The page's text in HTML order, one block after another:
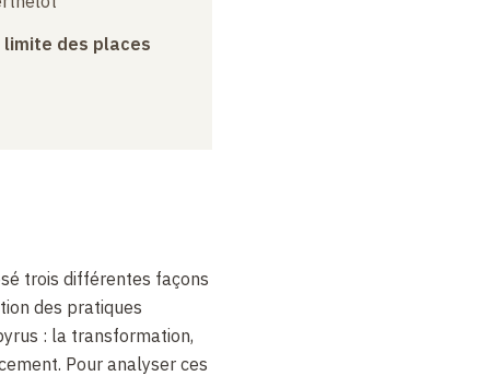
limite des places
trois différentes façons
des pratiques
: la transformation,
Pour analyser ces